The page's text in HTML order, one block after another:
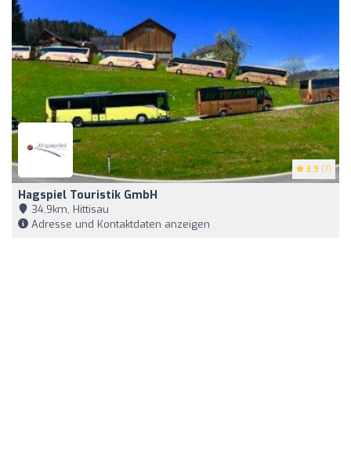
3.9 (7)
Hagspiel Touristik GmbH
34,9km, Hittisau
Adresse und Kontaktdaten anzeigen